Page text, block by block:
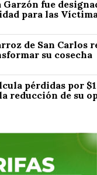
Garzón fue
para las
de San Carlos
su cosecha
pérdidas por
reducción de su